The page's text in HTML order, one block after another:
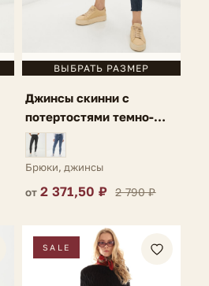
ВЫБРАТЬ РАЗМЕР
Джинсы скинни с
потертостями темно-
синие Caulonia
Брюки, джинсы
от2 371,50 ₽ 2 790 ₽
SALE